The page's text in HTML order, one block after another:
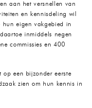
aan het versnellen van
en kennisdeling wil
hun eigen vakgebied in
inmiddels negen
commissies en 400
op een bijzonder eerste
zien om hun kennis in